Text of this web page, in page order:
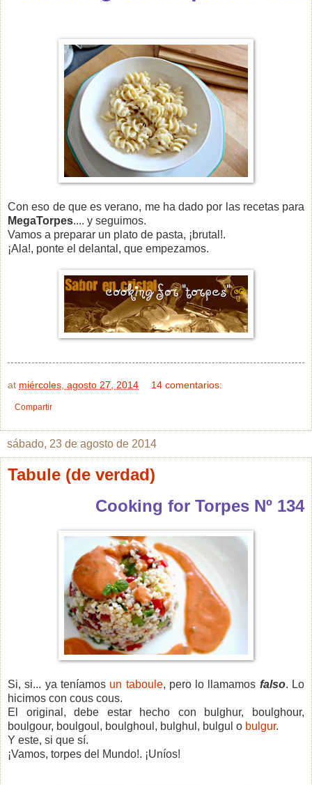
Con eso de que es verano, me ha dado por las recetas para
MegaTorpes.... y seguimos.
Vamos a preparar un plato de pasta, ¡brutal!.
¡Ala!, ponte el delantal, que empezamos.
at miércoles, agosto 27, 2014 14 comentarios:
Compartir
sábado, 23 de agosto de 2014
Tabule (de verdad)
Cooking for Torpes Nº 134
Si, si... ya teníamos un taboule, pero lo llamamos falso. Lo
hicimos con cous cous.
El original, debe estar hecho con bulghur, boulghour,
boulgour, boulgoul, boulghoul, bulghul, bulgul o bulgur.
Y este, si que sí.
¡Vamos, torpes del Mundo!. ¡Uníos!